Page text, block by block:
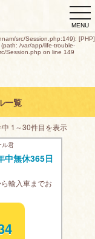
life-trouble-
src/Session.php:149): [PHP]
/var/app/life-trouble-
Session.php on line 149
MENU
一覧
1～30件目を表示
ル君
中無休365日
輸入車までお